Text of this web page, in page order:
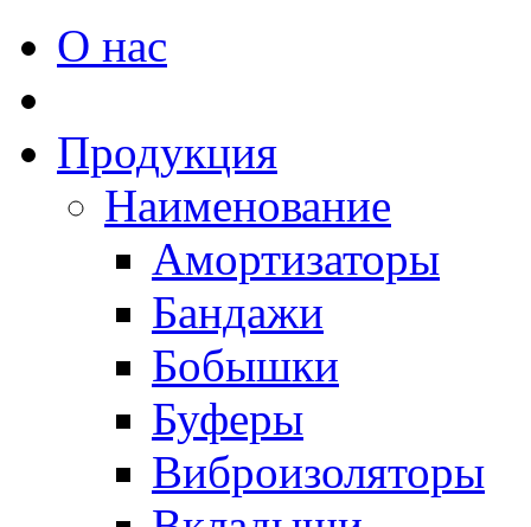
О нас
Продукция
Наименование
Амортизаторы
Бандажи
Бобышки
Буферы
Виброизоляторы